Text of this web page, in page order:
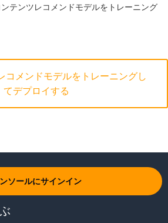
SageMaker ホスティン
ティングサービスの場合、ライブ HTTPs
ードを渡して推論を取得できる Amazon
ます。
は、sagemaker.estimator.Estimatorオブ
verbose=1, perplexity
Time elapsed: {} seconds'.form
テンツレコメンドモデルをトレーニング
コメンドモデルをトレーニングし
てデプロイする
ソールにサインイン